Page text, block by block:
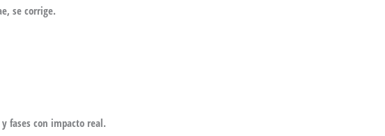
se corrige.
fases con impacto real.